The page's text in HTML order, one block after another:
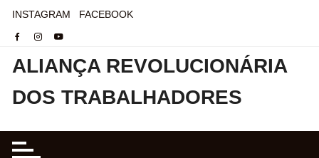
INSTAGRAM FACEBOOK
ALIANÇA REVOLUCIONÁRIA
DOS TRABALHADORES